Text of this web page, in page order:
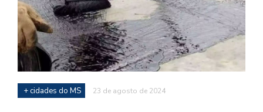
+ cidades do MS 23 de agosto de 2024